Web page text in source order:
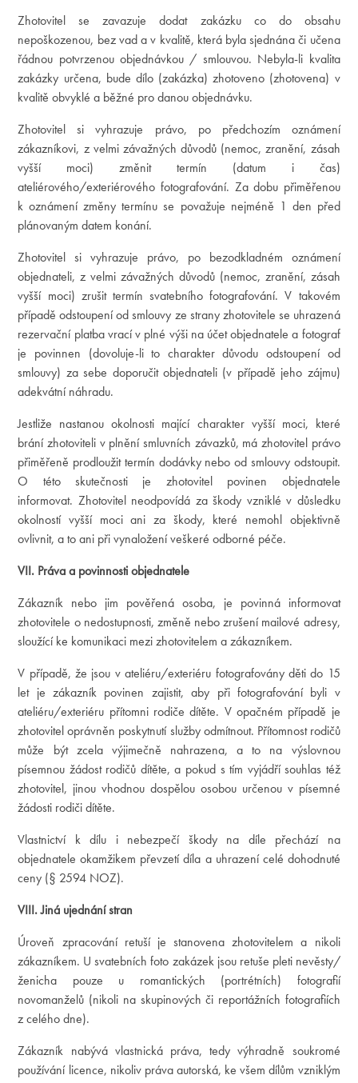
Zhotovitel se zavazuje dodat zakázku co do obsahu
nepoškozenou, bez vad a v kvalitě, která byla sjednána či učena
řádnou potvrzenou objednávkou / smlouvou. Nebyla-li kvalita
zakázky určena, bude dílo (zakázka) zhotoveno (zhotovena) v
kvalitě obvyklé a běžné pro danou objednávku.
Zhotovitel si vyhrazuje právo, po předchozím oznámení
zákazníkovi, z velmi závažných důvodů (nemoc, zranění, zásah
vyšší moci) změnit termín (datum i čas)
ateliérového/exteriérového fotografování. Za dobu přiměřenou
k oznámení změny termínu se považuje nejméně 1 den před
plánovaným datem konání.
Zhotovitel si vyhrazuje právo, po bezodkladném oznámení
objednateli, z velmi závažných důvodů (nemoc, zranění, zásah
vyšší moci) zrušit termín svatebního fotografování. V takovém
případě odstoupení od smlouvy ze strany zhotovitele se uhrazená
rezervační platba vrací v plné výši na účet objednatele a fotograf
je povinnen (dovoluje-li to charakter důvodu odstoupení od
smlouvy) za sebe doporučit objednateli (v případě jeho zájmu)
adekvátní náhradu.
Jestliže nastanou okolnosti mající charakter vyšší moci, které
brání zhotoviteli v plnění smluvních závazků, má zhotovitel právo
přiměřeně prodloužit termín dodávky nebo od smlouvy odstoupit.
O této skutečnosti je zhotovitel povinen objednatele
informovat. Zhotovitel neodpovídá za škody vzniklé v důsledku
okolností vyšší moci ani za škody, které nemohl objektivně
ovlivnit, a to ani při vynaložení veškeré odborné péče.
VII. Práva a povinnosti objednatele
Zákazník nebo jim pověřená osoba, je povinná informovat
zhotovitele o nedostupnosti, změně nebo zrušení mailové adresy,
sloužící ke komunikaci mezi zhotovitelem a zákazníkem.
V případě, že jsou v ateliéru/exteriéru fotografovány děti do 15
let je zákazník povinen zajistit, aby při fotografování byli v
ateliéru/exteriéru přítomni rodiče dítěte. V opačném případě je
zhotovitel oprávněn poskytnutí služby odmítnout. Přítomnost rodičů
může být zcela výjimečně nahrazena, a to na výslovnou
písemnou žádost rodičů dítěte, a pokud s tím vyjádří souhlas též
zhotovitel, jinou vhodnou dospělou osobou určenou v písemné
žádosti rodiči dítěte.
Vlastnictví k dílu i nebezpečí škody na díle přechází na
objednatele okamžikem převzetí díla a uhrazení celé dohodnuté
ceny (§ 2594 NOZ).
VIII. Jiná ujednání stran
Úroveň zpracování retuší je stanovena zhotovitelem a nikoli
zákazníkem. U svatebních foto zakázek jsou retuše pleti nevěsty/
ženicha pouze u romantických (portrétních) fotografií
novomanželů (nikoli na skupinových či reportážních fotografiích
z celého dne).
Zákazník nabývá vlastnická práva, tedy výhradně soukromé
používání licence, nikoliv práva autorská, ke všem dílům vzniklým